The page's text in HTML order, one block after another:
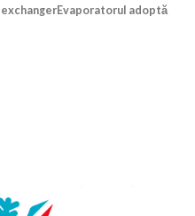
exchangerEvaporatorul adoptă
uniformă.Distributia cu aer pe